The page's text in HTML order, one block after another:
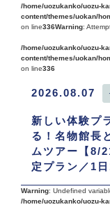
/home/uozukanko/uozu-
content/themes/uokan/
on line336Warning:
/home/uozukanko/uozu-
content/themes/uokan/
on line336
2026.08.07
新しい体験プ
る！名物館長
ムツアー【8/
定プラン／1
Warning: Undefined
/home/uozukanko/uozu-